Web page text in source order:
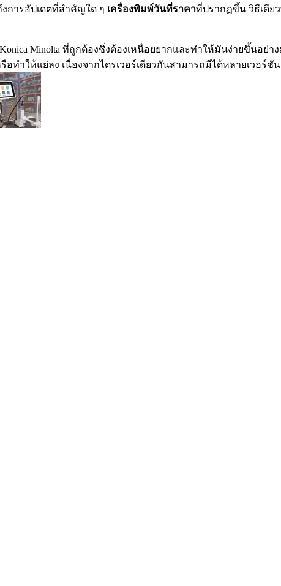
การอัปเดตที่สำคัญใด ๆ เครื่องพิมพ์วันที่ราคาที่ปรากฏขึ้น วิธีเดีย
Konica Minolta ที่ถูกต้องซึ่งต้องเหนื่อยยากและทำให้มันง่ายขึ้นอย่า
ให้แย่ลง เนื่องจากไดรเวอร์เดียวกันสามารถมีได้หลายเวอร์ชั